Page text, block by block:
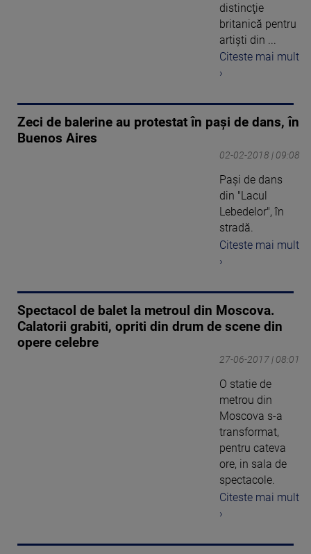
distincţie
britanică pentru
artişti din ...
Citeste mai mult
›
Zeci de balerine au protestat în pași de dans, în
Buenos Aires
02-02-2018 | 09:08
Paşi de dans
din "Lacul
Lebedelor", în
stradă.
Citeste mai mult
›
Spectacol de balet la metroul din Moscova.
Calatorii grabiti, opriti din drum de scene din
opere celebre
27-06-2017 | 08:01
O statie de
metrou din
Moscova s-a
transformat,
pentru cateva
ore, in sala de
spectacole.
Citeste mai mult
›